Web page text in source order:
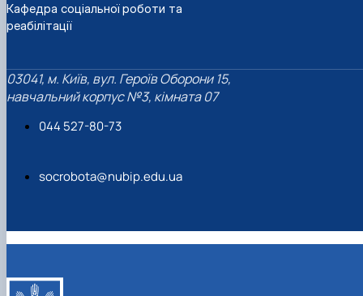
Кафедра соціальної роботи та
реабілітації
03041, м. Київ, вул. Героїв Оборони 15,
навчальний корпус №3, кімната 07
044 527-80-73
socrobota@nubip.edu.ua